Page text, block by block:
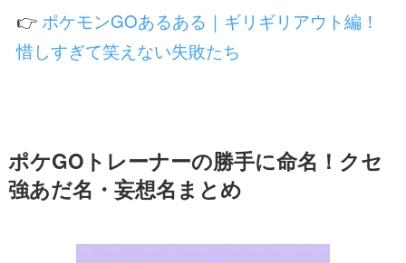
👉 ポケモンGOあるある｜ギリギリアウト編！
惜しすぎて笑えない失敗たち
ポケGOトレーナーの勝手に命名！クセ
強あだ名・妄想名まとめ